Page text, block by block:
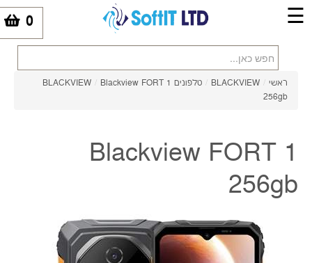
0 ☰
ראשי /
BLACKVIEW
/ טלפונים BLACKVIEW / Blackview FORT 1
256gb
Blackview FORT 1
256gb